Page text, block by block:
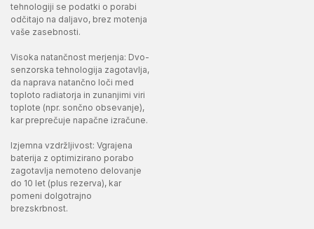
tehnologiji se podatki o porabi
odčitajo na daljavo, brez motenja
vaše zasebnosti.
Visoka natančnost merjenja: Dvo-
senzorska tehnologija zagotavlja,
da naprava natančno loči med
toploto radiatorja in zunanjimi viri
toplote (npr. sončno obsevanje),
kar preprečuje napačne izračune.
Izjemna vzdržljivost: Vgrajena
baterija z optimizirano porabo
zagotavlja nemoteno delovanje
do 10 let (plus rezerva), kar
pomeni dolgotrajno
brezskrbnost.